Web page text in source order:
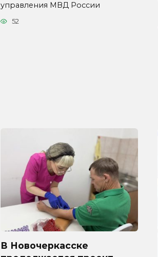
управления МВД России
52
В Новочеркасске